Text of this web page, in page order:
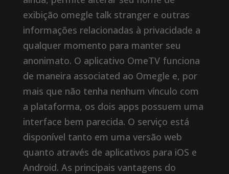
exibição omegle talk stranger e outras
informações relacionadas à privacidade a
qualquer momento para manter seu
anonimato. O aplicativo OmeTV funciona
de maneira associated ao Omegle e, por
mais que não tenha nenhum vínculo com
a plataforma, os dois apps possuem uma
interface bem parecida. O serviço está
disponível tanto em uma versão web
quanto através de aplicativos para iOS e
Android. As principais vantagens do